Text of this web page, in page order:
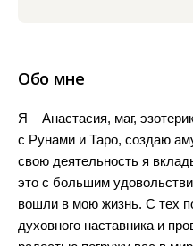
Обо мне
Я – Анастасия, маг,
с Рунами и Таро, создаю
свою деятельность я
это с большим
вошли в мою жизнь. С тех
духовного наставника и